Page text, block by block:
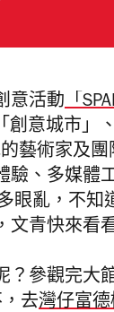
意活動「
創意城市」
藝術家及
驗、多媒體
眼亂，不知
青快來看
？參觀完大
去灣仔富德